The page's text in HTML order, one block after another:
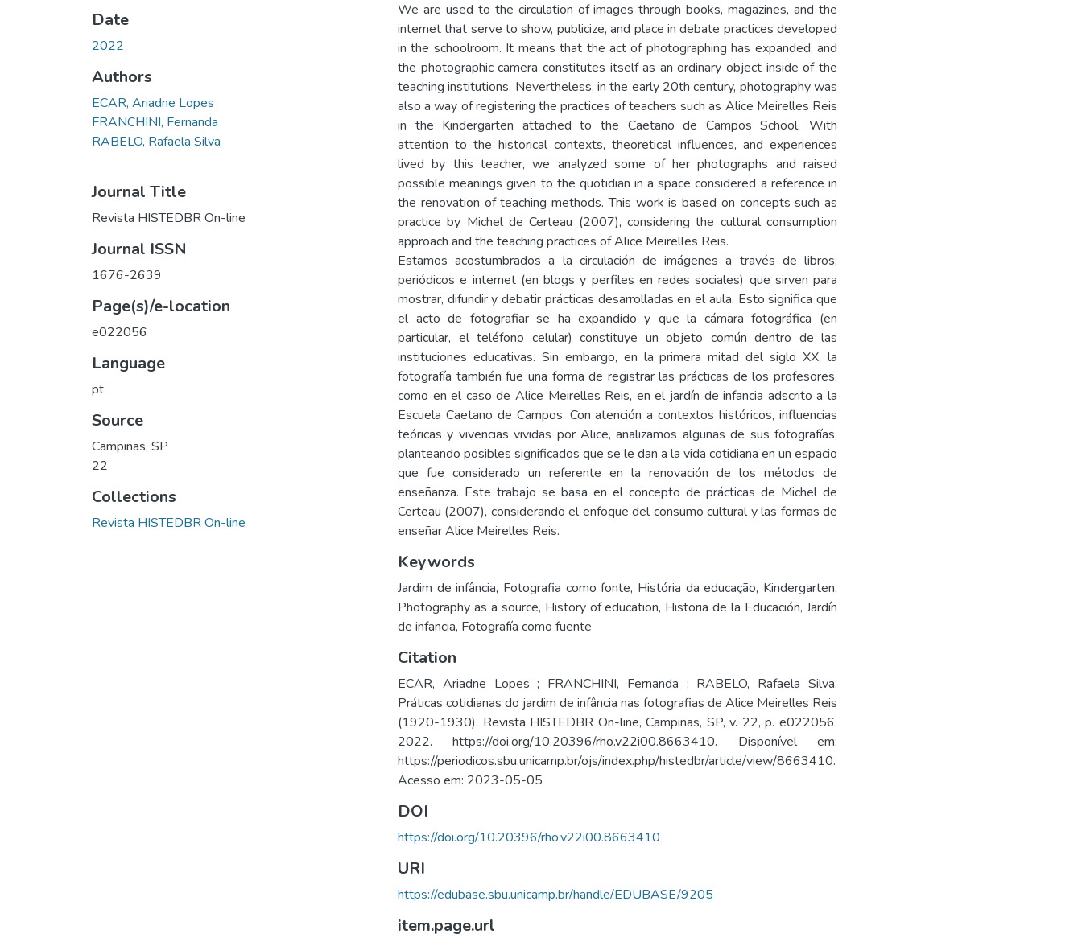
Date
2022
Authors
ECAR, Ariadne Lopes
FRANCHINI, Fernanda
RABELO, Rafaela Silva
Journal Title
Revista HISTEDBR On-line
Journal ISSN
1676-2639
Page(s)/e-location
e022056
Language
pt
Source
Campinas, SP
22
Collections
Revista HISTEDBR On-line
We are used to the circulation of images through books, magazines, and the
internet that serve to show, publicize, and place in debate practices developed
in the schoolroom. It means that the act of photographing has expanded, and
the photographic camera constitutes itself as an ordinary object inside of the
teaching institutions. Nevertheless, in the early 20th century, photography was
also a way of registering the practices of teachers such as Alice Meirelles Reis
in the Kindergarten attached to the Caetano de Campos School. With
attention to the historical contexts, theoretical influences, and experiences
lived by this teacher, we analyzed some of her photographs and raised
possible meanings given to the quotidian in a space considered a reference in
the renovation of teaching methods. This work is based on concepts such as
practice by Michel de Certeau (2007), considering the cultural consumption
approach and the teaching practices of Alice Meirelles Reis.
Estamos acostumbrados a la circulación de imágenes a través de libros,
periódicos e internet (en blogs y perfiles en redes sociales) que sirven para
mostrar, difundir y debatir prácticas desarrolladas en el aula. Esto significa que
el acto de fotografiar se ha expandido y que la cámara fotográfica (en
particular, el teléfono celular) constituye un objeto común dentro de las
instituciones educativas. Sin embargo, en la primera mitad del siglo XX, la
fotografía también fue una forma de registrar las prácticas de los profesores,
como en el caso de Alice Meirelles Reis, en el jardín de infancia adscrito a la
Escuela Caetano de Campos. Con atención a contextos históricos, influencias
teóricas y vivencias vividas por Alice, analizamos algunas de sus fotografías,
planteando posibles significados que se le dan a la vida cotidiana en un espacio
que fue considerado un referente en la renovación de los métodos de
enseñanza. Este trabajo se basa en el concepto de prácticas de Michel de
Certeau (2007), considerando el enfoque del consumo cultural y las formas de
enseñar Alice Meirelles Reis.
Keywords
Jardim de infância, Fotografia como fonte, História da educação, Kindergarten,
Photography as a source, History of education, Historia de la Educación,Jardín
de infancia, Fotografía como fuente
Citation
ECAR, Ariadne Lopes ; FRANCHINI, Fernanda ; RABELO, Rafaela Silva.
Práticas cotidianas do jardim de infância nas fotografias de Alice Meirelles Reis
(1920-1930). Revista HISTEDBR On-line, Campinas, SP, v. 22, p. e022056.
2022. https://doi.org/10.20396/rho.v22i00.8663410. Disponível em:
https://periodicos.sbu.unicamp.br/ojs/index.php/histedbr/article/view/8663410.
Acesso em: 2023-05-05
DOI
https://doi.org/10.20396/rho.v22i00.8663410
URI
https://edubase.sbu.unicamp.br/handle/EDUBASE/9205
item.page.url